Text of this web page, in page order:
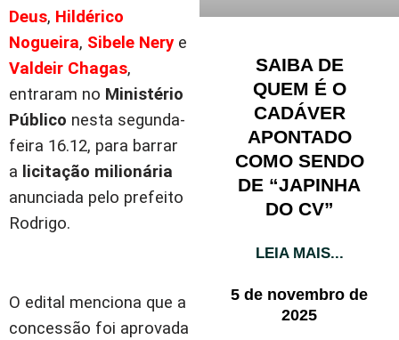
Deus, Hildérico
Nogueira, Sibele Nerye
Valdeir Chagas,
entraram no Ministério
Público nesta segunda-
feira 16.12, para barrar
a licitação milionária
anunciada pelo prefeito
Rodrigo.
O edital menciona que a
concessão foi aprovada
SAIBA DE
QUEM É O
CADÁVER
APONTADO
COMO SENDO
DE “JAPINHA
DO CV”
LEIA MAIS...
5 de novembro de
2025